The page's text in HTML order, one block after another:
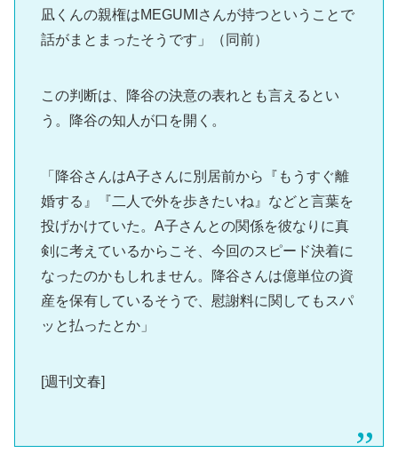
凪くんの親権はMEGUMIさんが持つということで
話がまとまったそうです」（同前）
この判断は、降谷の決意の表れとも言えるとい
う。降谷の知人が口を開く。
「降谷さんはA子さんに別居前から『もうすぐ離
婚する』『二人で外を歩きたいね』などと言葉を
投げかけていた。A子さんとの関係を彼なりに真
剣に考えているからこそ、今回のスピード決着に
なったのかもしれません。降谷さんは億単位の資
産を保有しているそうで、慰謝料に関してもスパ
ッと払ったとか」
[週刊文春]